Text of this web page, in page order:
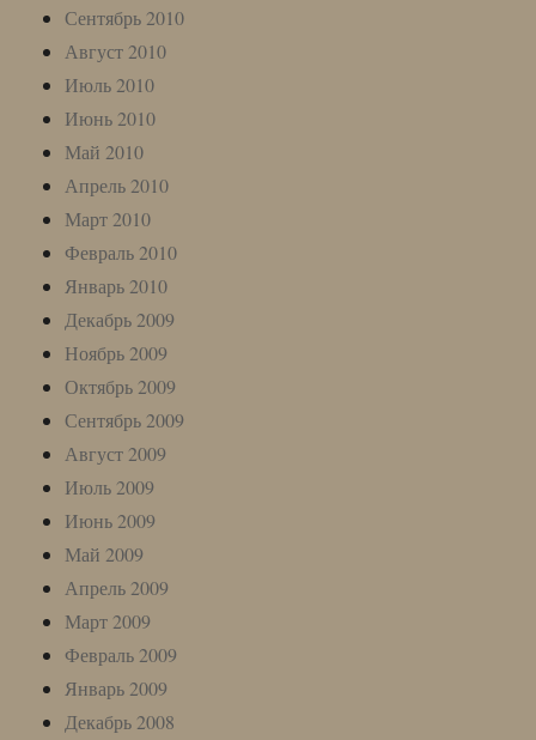
Сентябрь 2010
Август 2010
Июль 2010
Июнь 2010
Май 2010
Апрель 2010
Март 2010
Февраль 2010
Январь 2010
Декабрь 2009
Ноябрь 2009
Октябрь 2009
Сентябрь 2009
Август 2009
Июль 2009
Июнь 2009
Май 2009
Апрель 2009
Март 2009
Февраль 2009
Январь 2009
Декабрь 2008